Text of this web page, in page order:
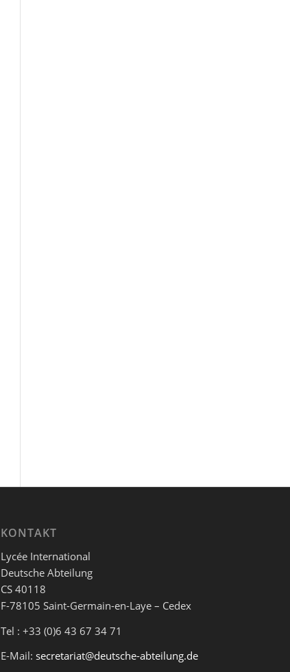
KONTAKT
Lycée International
Deutsche Abteilung
CS 40118
F-78105 Saint-Germain-en-Laye – Cedex
Tel : +33 (0)6 43 67 34 71
E-Mail:secretariat@deutsche-abteilung.de